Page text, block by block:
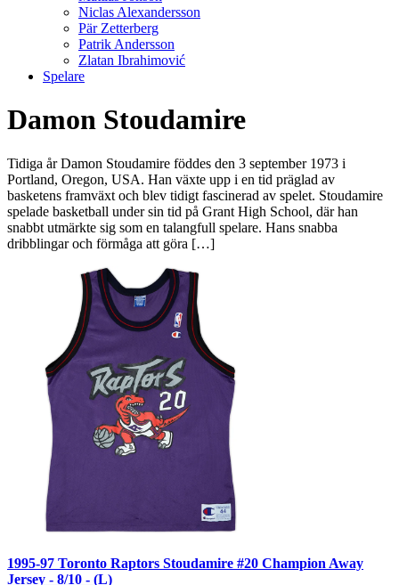
Niclas Alexandersson
Pär Zetterberg
Patrik Andersson
Zlatan Ibrahimović
Spelare
Damon Stoudamire
Tidiga år Damon Stoudamire föddes den 3 september 1973 i
Portland, Oregon, USA. Han växte upp i en tid präglad av
basketens framväxt och blev tidigt fascinerad av spelet. Stoudamire
spelade basketball under sin tid på Grant High School, där han
snabbt utmärkte sig som en talangfull spelare. Hans snabba
dribblingar och förmåga att göra […]
1995-97 Toronto Raptors Stoudamire #20 Champion Away
Jersey - 8/10 - (L)